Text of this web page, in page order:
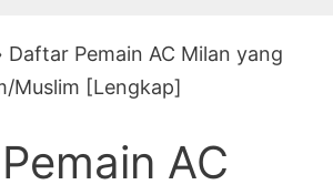
Daftar Pemain AC Milan yang
Muslim [Lengkap]
AC